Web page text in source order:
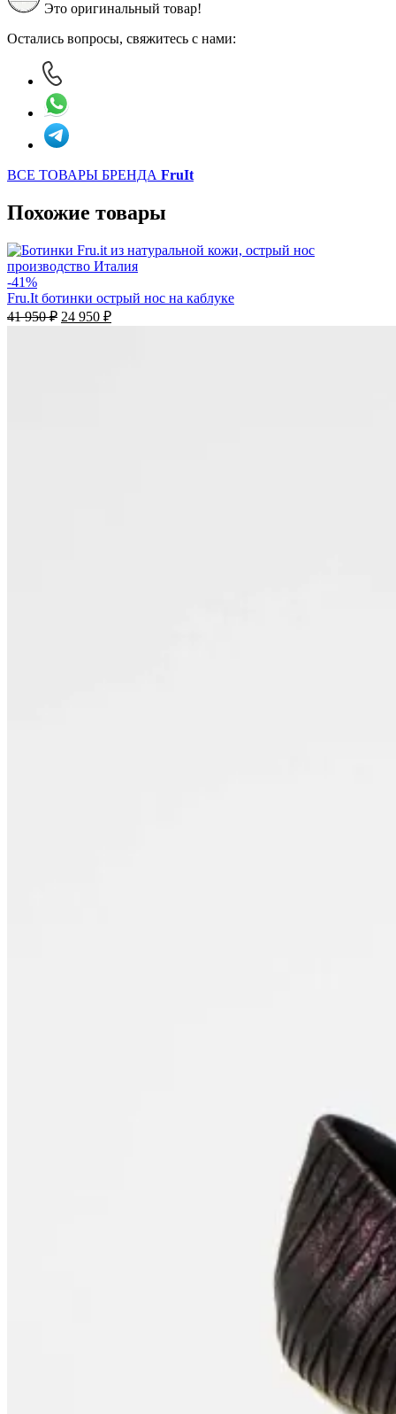
Это оригинальный товар!
Остались вопросы, свяжитесь с нами:
ВСЕ ТОВАРЫ БРЕНДА FruIt
Похожие товары
-41%
Fru.It ботинки острый нос на каблуке
41 950₽ 24 950 ₽